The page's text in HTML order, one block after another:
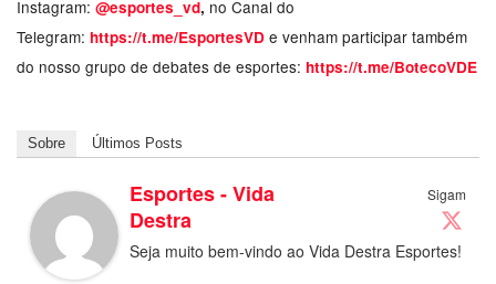
Instagram: @esportes_vd, no Canal do
Telegram: https://t.me/EsportesVD e venham participar também
do nosso grupo de debates de esportes: https://t.me/BotecoVDE
Sobre Últimos Posts
Sigam
Esportes - Vida
Destra
Seja muito bem-vindo ao Vida Destra Esportes!